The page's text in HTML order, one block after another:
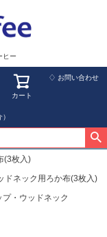
ヒー
カート
♢ お問い合わせ
(3枚入)
ドネック用ろか布(3枚入)
プ・ウッドネック